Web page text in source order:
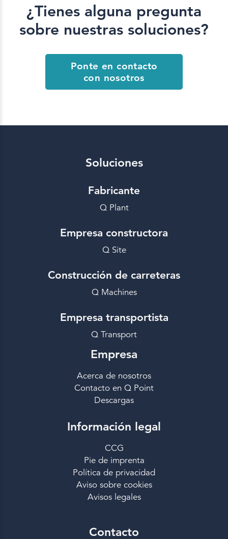
¿Tienes alguna pregunta
sobre nuestras soluciones?
Ponte en contacto
con nosotros
Soluciones
Fabricante
Q Plant
Empresa constructora
Q Site
Construcción de carreteras
Q Machines
Empresa transportista
Q Transport
Empresa
Acerca de nosotros
Contacto en Q Point
Descargas
Información legal
CCG
Pie de imprenta
Política de privacidad
Aviso sobre cookies
Avisos legales
Contacto